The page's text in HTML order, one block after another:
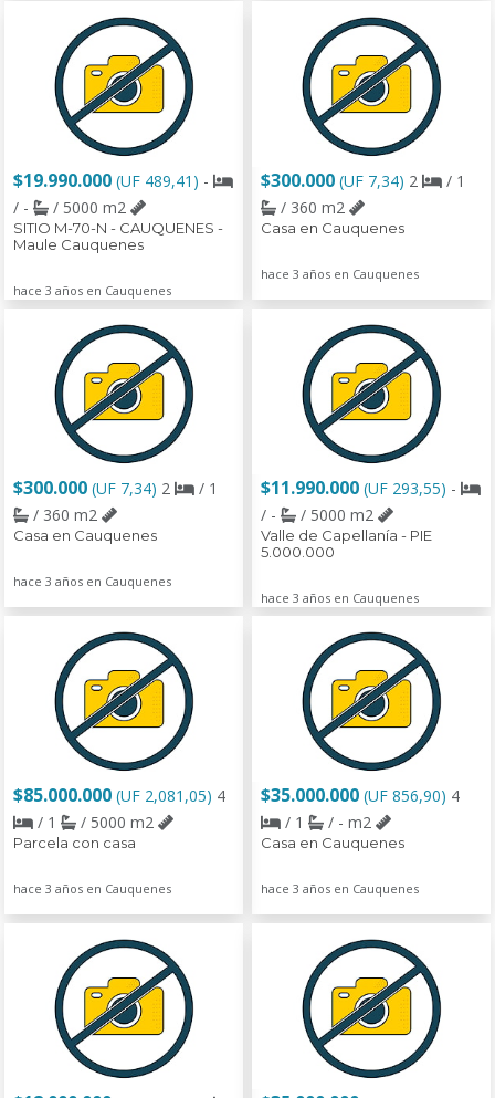
$19.990.000 (UF 489,41) -
/ -
/ 5000 m2
SITIO M-70-N - CAUQUENES -
Maule Cauquenes
hace 3 años en Cauquenes
$300.000 (UF 7,34) 2
/ 1
/ 360 m2
Casa en Cauquenes
hace 3 años en Cauquenes
$300.000 (UF 7,34) 2
/ 1
/ 360 m2
Casa en Cauquenes
hace 3 años en Cauquenes
$11.990.000 (UF 293,55) -
/ -
/ 5000 m2
Valle de Capellanía - PIE
5.000.000
hace 3 años en Cauquenes
$85.000.000 (UF 2,081,05) 4
/ 1
/ 5000 m2
Parcela con casa
hace 3 años en Cauquenes
$35.000.000 (UF 856,90) 4
/ 1
/ - m2
Casa en Cauquenes
hace 3 años en Cauquenes